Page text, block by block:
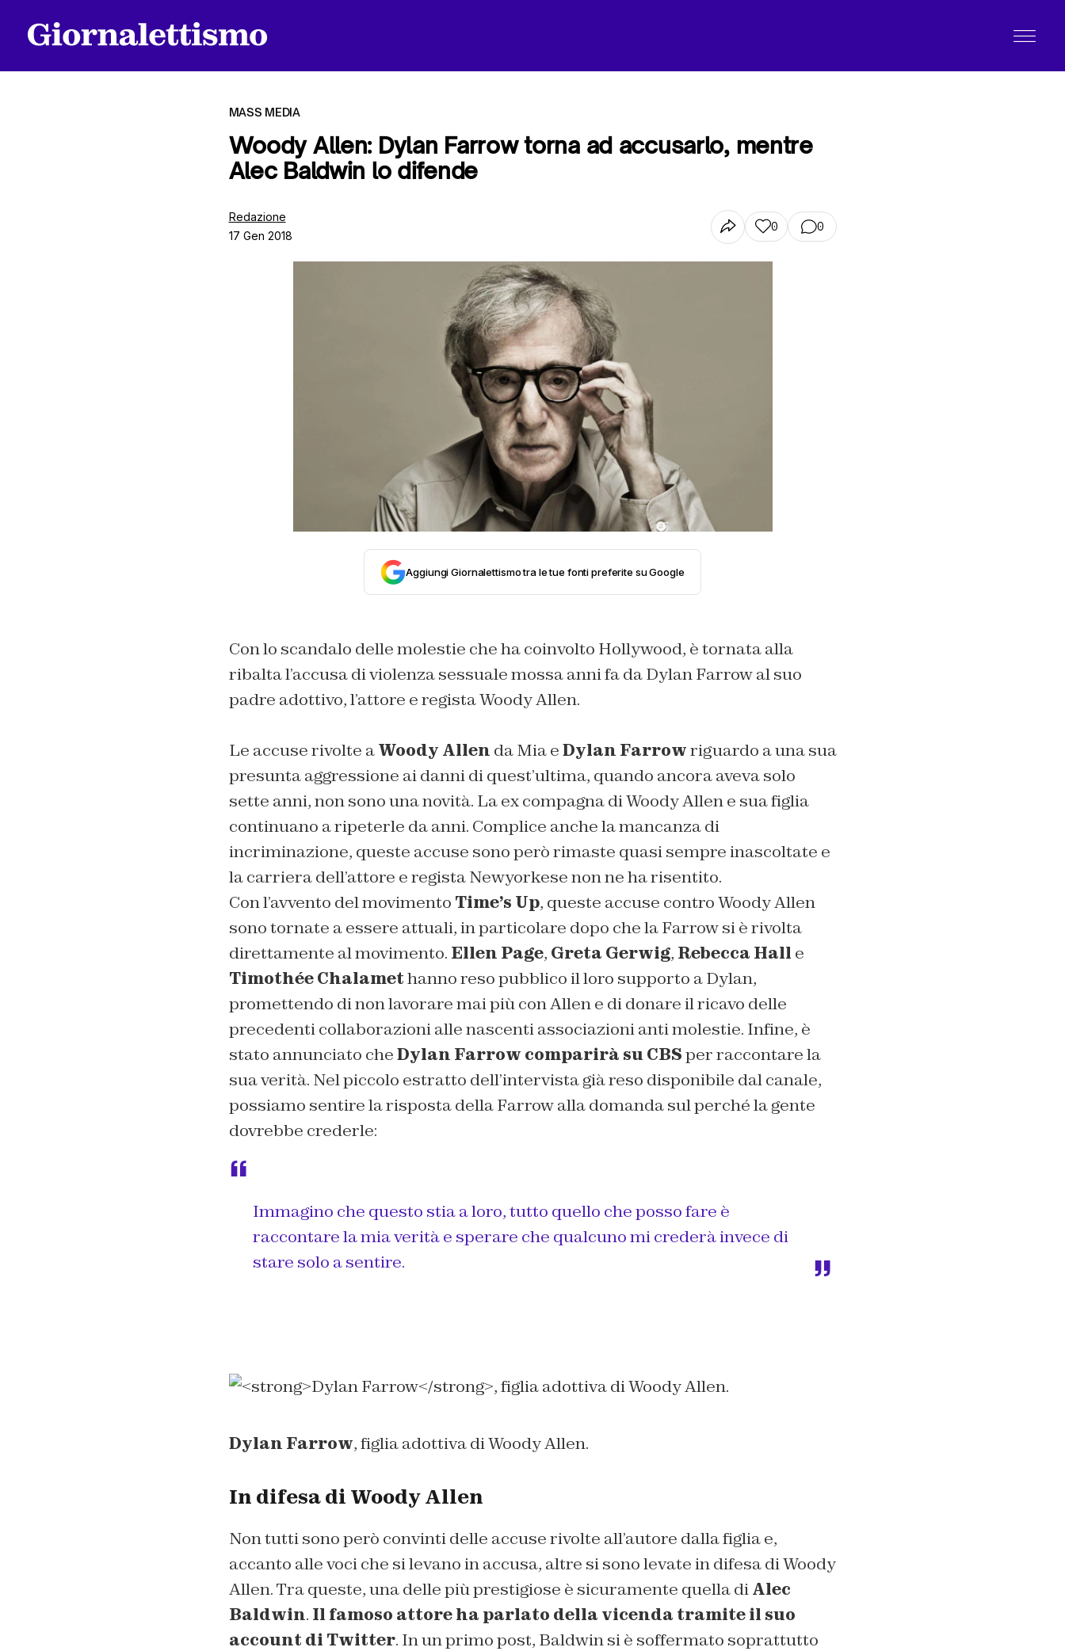
MASS MEDIA
Woody Allen: Dylan Farrow torna ad accusarlo, mentre
Alec Baldwin lo difende
Redazione
17 Gen 2018
0 0
Aggiungi Giornalettismo tra le tue fonti preferite su Google
Con lo scandalo delle molestie che ha coinvolto Hollywood, è tornata alla
ribalta l’accusa di violenza sessuale mossa anni fa da Dylan Farrow al suo
padre adottivo, l’attore e regista Woody Allen.
Le accuse rivolte aWoody Allen da Mia eDylan Farrowriguardo a una sua
presunta aggressione ai danni di quest’ultima, quando ancora aveva solo
sette anni, non sono una novità. La ex compagna di Woody Allen e sua figlia
continuano a ripeterle da anni. Complice anche la mancanza di
incriminazione, queste accuse sono però rimaste quasi sempre inascoltate e
la carriera dell’attore e regista Newyorkese non ne ha risentito.
Con l’avvento del movimento Time’s Up, queste accuse contro Woody Allen
sono tornate a essere attuali, in particolare dopo che la Farrow si è rivolta
direttamente al movimento. Ellen Page, Greta Gerwig, Rebecca Hall e
Timothée Chalamethanno reso pubblico il loro supporto a Dylan,
promettendo di non lavorare mai più con Allen e di donare il ricavo delle
precedenti collaborazioni alle nascenti associazioni anti molestie. Infine, è
stato annunciato cheDylan Farrow comparirà su CBSper raccontare la
sua verità. Nel piccolo estratto dell’intervista già reso disponibile dal canale,
possiamo sentire la risposta della Farrow alla domanda sul perché la gente
dovrebbe crederle:
Immagino che questo stia a loro, tutto quello che posso fare è
raccontare la mia verità e sperare che qualcuno mi crederà invece di
stare solo a sentire.
Dylan Farrow, figlia adottiva di Woody Allen.
In difesa di Woody Allen
Non tutti sono però convinti delle accuse rivolte all’autore dalla figlia e,
accanto alle voci che si levano in accusa, altre si sono levate in difesa di Woody
Allen. Tra queste, una delle più prestigiose è sicuramente quella diAlec
Baldwin. Il famoso attore ha parlato della vicenda tramite il suo
account di Twitter. In un primo post, Baldwin si è soffermato soprattutto